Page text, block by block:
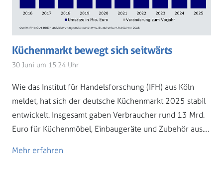
Küchenmarkt bewegt sich seitwärts
30 Juni um 15:24 Uhr
Wie das Institut für Handelsforschung (IFH) aus Köln
meldet, hat sich der deutsche Küchenmarkt 2025 stabil
entwickelt. Insgesamt gaben Verbraucher rund 13 Mrd.
Euro für Küchenmöbel, Einbaugeräte und Zubehör aus.…
Mehr erfahren